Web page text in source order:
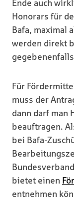
Ende auch
Honorars für
Bafa, maximal
werden direkt
Für
muss der
dann darf man
beauftragen.
bei Bafa-
bietet einen
entnehmen